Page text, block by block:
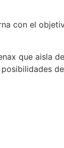
con el
que aisla